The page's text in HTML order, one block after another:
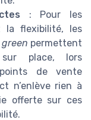
: Pour les
la flexibilité, les
permettent
place, lors
de vente
n’enlève rien à
offerte sur ces